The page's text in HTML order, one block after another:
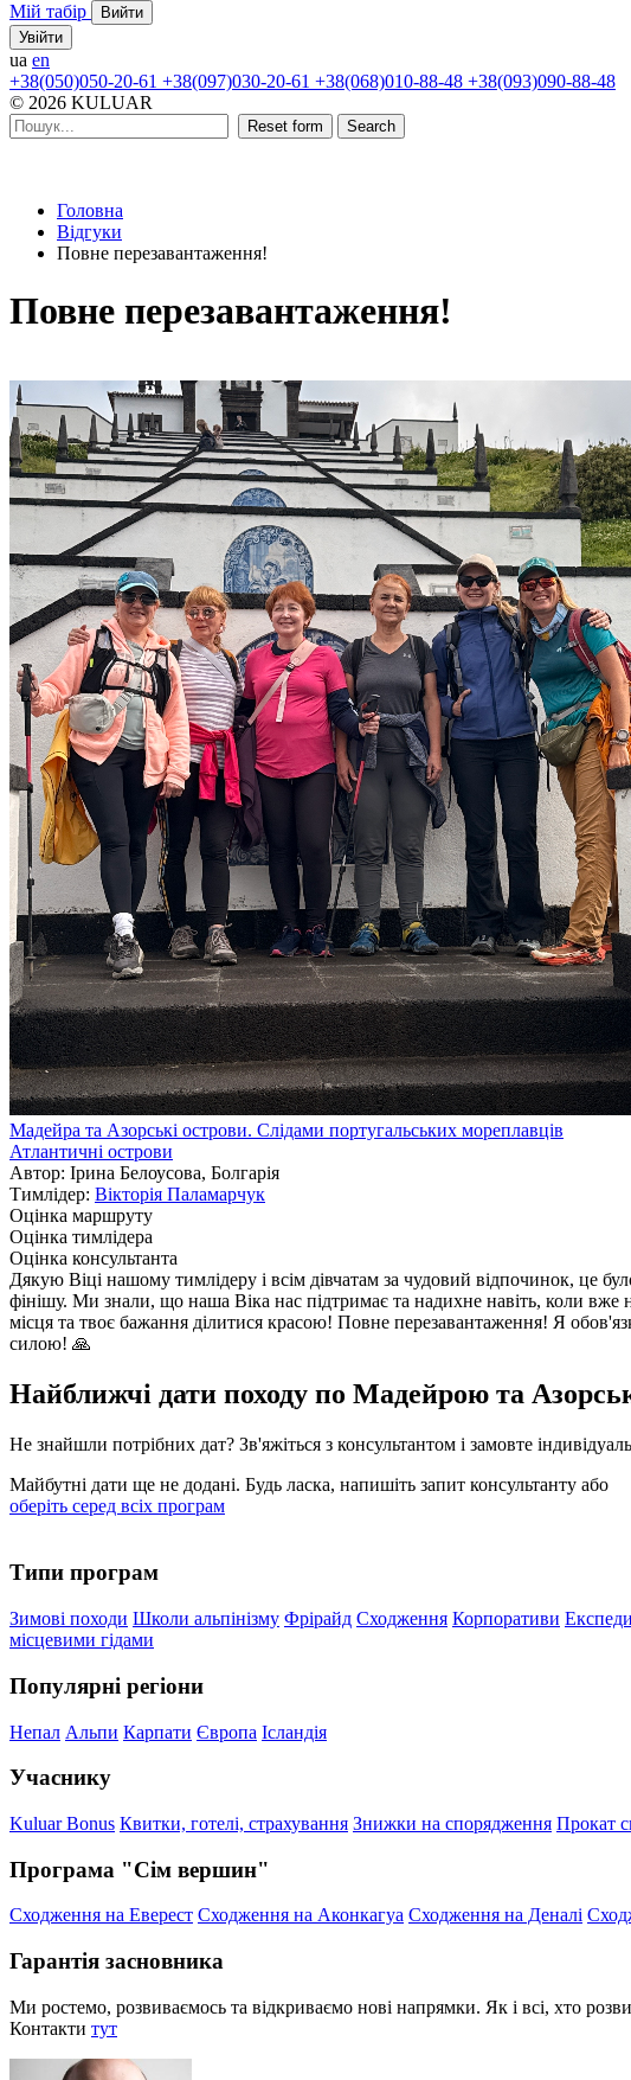
Мій табір
Вийти
Увійти
ua en
+38(050)050-20-61 +38(097)030-20-61 +38(068)010-88-48 +38(093)090-88-48
© 2026 KULUAR
Reset form Search
Головна
Відгуки
Повне перезавантаження!
Повне перезавантаження!
Мадейра та Азорські острови. Слідами португальських мореплавців
Атлантичні острови
Автор: Ірина Белоусова, Болгарія
Тимлідер: Вікторія Паламарчук
Оцінка маршруту
Оцінка тимлідера
Оцінка консультанта
Дякую Віці нашому тимлідеру і всім дівчатам за чудовий відпочинок, це
фінішу. Ми знали, що наша Віка нас підтримає та надихне навіть, коли вже
місця та твоє бажання ділитися красою! Повне перезавантаження! Я
силою! 🙏
Найближчі дати походу по Мадейрою та
Не знайшли потрібних дат? Зв'яжіться з консультантом і замовте
Майбутні дати ще не додані. Будь ласка, напишіть запит консультанту або
оберіть серед всіх програм
Типи програм
Зимові походи Школи альпінізму Фрірайд Сходження Корпоративи
місцевими гідами
Популярні регіони
Непал Альпи Карпати Європа Ісландія
Учаснику
Kuluar Bonus Квитки, готелі, страхування Знижки на спорядження Прокат
Програма "Сім вершин"
Сходження на Еверест Сходження на Аконкагуа Сходження на Деналі
Гарантія засновника
Ми ростемо, розвиваємось та відкриваємо нові напрямки. Як і всі, хто
Контакти тут